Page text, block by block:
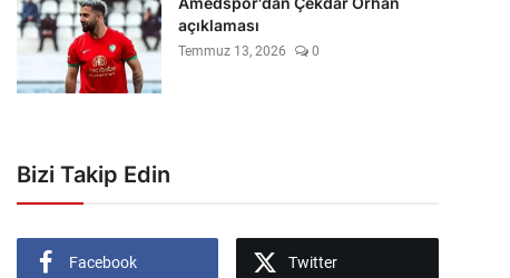
açıklaması
Temmuz 13, 2026 0
Bizi Takip Edin
Facebook Twitter